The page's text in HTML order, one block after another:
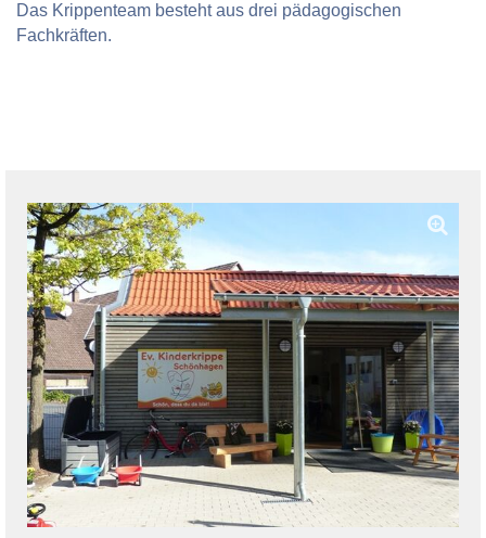
Das Krippenteam besteht aus drei pädagogischen
Fachkräften.